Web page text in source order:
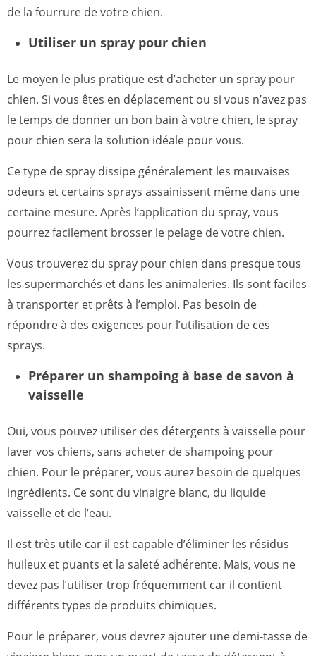
de la fourrure de votre chien.
Utiliser un spray pour chien
Le moyen le plus pratique est d’acheter un spray pour
chien. Si vous êtes en déplacement ou si vous n’avez pas
le temps de donner un bon bain à votre chien, le spray
pour chien sera la solution idéale pour vous.
Ce type de spray dissipe généralement les mauvaises
odeurs et certains sprays assainissent même dans une
certaine mesure. Après l’application du spray, vous
pourrez facilement brosser le pelage de votre chien.
Vous trouverez du spray pour chien dans presque tous
les supermarchés et dans les animaleries. Ils sont faciles
à transporter et prêts à l’emploi. Pas besoin de
répondre à des exigences pour l’utilisation de ces
sprays.
Préparer un shampoing à base de savon à
vaisselle
Oui, vous pouvez utiliser des détergents à vaisselle pour
laver vos chiens, sans acheter de shampoing pour
chien. Pour le préparer, vous aurez besoin de quelques
ingrédients. Ce sont du vinaigre blanc, du liquide
vaisselle et de l’eau.
Il est très utile car il est capable d’éliminer les résidus
huileux et puants et la saleté adhérente. Mais, vous ne
devez pas l’utiliser trop fréquemment car il contient
différents types de produits chimiques.
Pour le préparer, vous devrez ajouter une demi-tasse de